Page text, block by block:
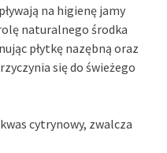
na higienę jamy
naturalnego środka
płytkę nazębną oraz
się do świeżego
cytrynowy, zwalcza